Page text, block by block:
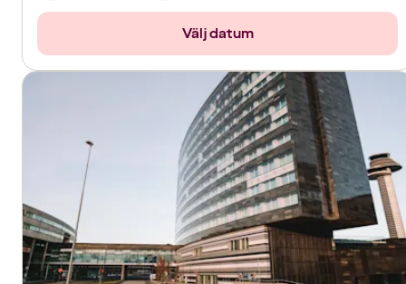
Välj datum